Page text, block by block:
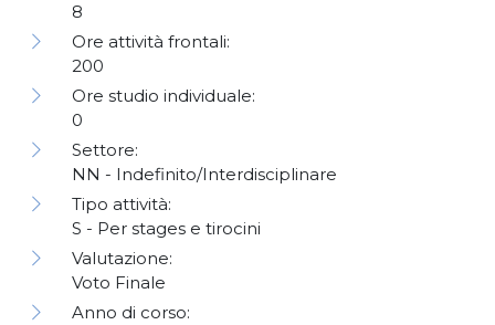
8
Ore attività frontali:
200
Ore studio individuale:
0
Settore:
NN - Indefinito/Interdisciplinare
Tipo attività:
S - Per stages e tirocini
Valutazione:
Voto Finale
Anno di corso: